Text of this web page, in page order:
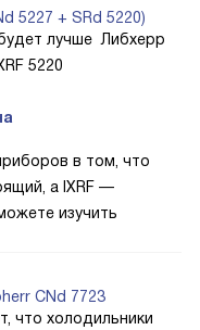
5227 + SRd 5220)
лучше Либхерр
5220
в том, что
а IXRF —
изучить
CNd 7723
что холодильники